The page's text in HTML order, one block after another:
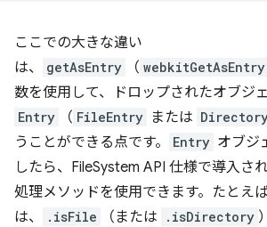
ここでの大きな違い
は、
getAsEntry （ webkitGetAsEntry
数を使用して、ドロップされたオブジ
Entry （ FileEntry または
うことができる点です。
Entry オブジ
したら、FileSystem API 仕様で導入さ
処理メソッドを使用できます。たとえ
は、
.isFile （または .isDirectory